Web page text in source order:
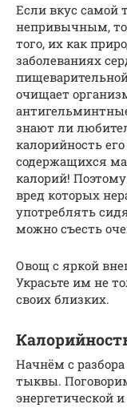
Если вкус самой
непривычным,
того, их как
заболеваниях
очищает
знают ли
калорийность
содержащихся
калорий!
вред которых
употреблять
можно съесть
Овощ с яркой
Украсьте им не
своих близких.
Начнём с
тыквы.
энергетической